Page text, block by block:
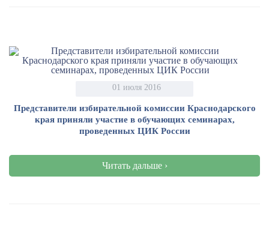
01 июля 2016
Представители избирательной комиссии Краснодарского
края приняли участие в обучающих семинарах,
проведенных ЦИК России
Читать дальше ›